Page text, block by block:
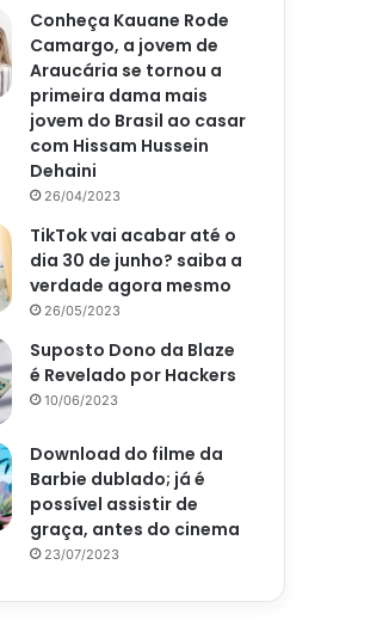
Conheça Kauane Rode
Camargo, a jovem de
Araucária se tornou a
primeira dama mais
jovem do Brasil ao casar
com Hissam Hussein
Dehaini
26/04/2023
TikTok vai acabar até o
dia 30 de junho? saiba a
verdade agora mesmo
26/05/2023
Suposto Dono da Blaze
é Revelado por Hackers
10/06/2023
Download do filme da
Barbie dublado; já é
possível assistir de
graça, antes do cinema
23/07/2023